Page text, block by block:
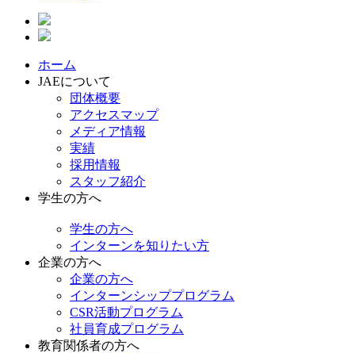
ホーム
JAEについて
団体概要
アクセスマップ
メディア情報
実績
採用情報
スタッフ紹介
学生の方へ
学生の方へ
インターンを知りたい方
企業の方へ
企業の方へ
インターンシッププログラム
CSR活動プログラム
社員育成プログラム
教育関係者の方へ